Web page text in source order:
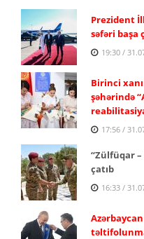
Prezident
səfəri başa
19:30 /
Birinci
şəhərində
17:56 /
“Zülfüqar
çatıb
16:33 /